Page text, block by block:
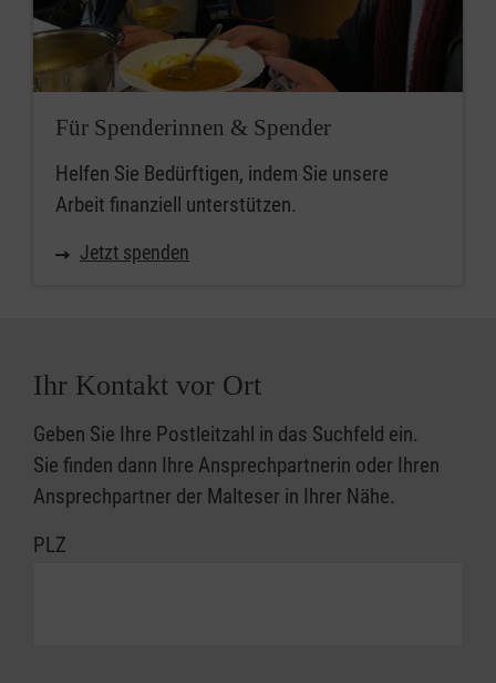
Für Spenderinnen & Spender
Helfen Sie Bedürftigen, indem Sie unsere
Arbeit finanziell unterstützen.
Jetzt spenden
Ihr Kontakt vor Ort
Geben Sie Ihre Postleitzahl in das Suchfeld ein.
Sie finden dann Ihre Ansprechpartnerin oder Ihren
Ansprechpartner der Malteser in Ihrer Nähe.
PLZ